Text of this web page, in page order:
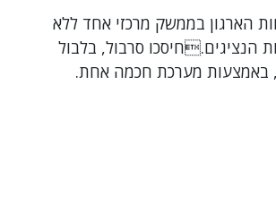
הארגון בממשק מרכזי אחד ללא
הנציגים.חיסכו סרבול, בלבול
באמצעות מערכת חכמה אחת.